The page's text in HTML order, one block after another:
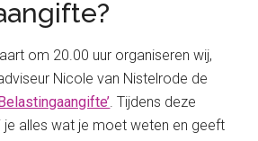
om 20.00 uur organiseren wij,
Nicole van Nistelrode de
. Tijdens deze
alles wat je moet weten en geeft